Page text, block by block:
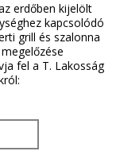
erdőben kijelölt
kapcsolódó
grill és szalonna
fel a T. Lakosság